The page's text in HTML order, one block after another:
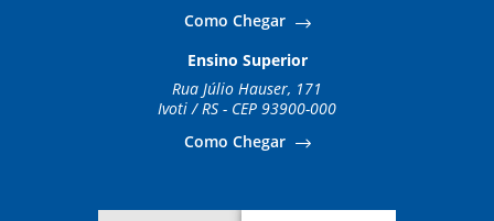
Como Chegar
Ensino Superior
Rua Júlio Hauser, 171
Ivoti / RS - CEP 93900-000
Como Chegar